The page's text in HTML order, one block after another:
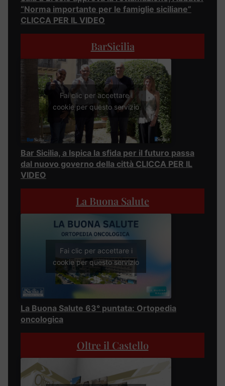
“Norma importante per le famiglie siciliane”
CLICCA PER IL VIDEO
BarSicilia
Fai clic per accettare i
cookie per questo servizio
Bar Sicilia, a Ispica la sfida per il futuro passa
dal nuovo governo della città CLICCA PER IL
VIDEO
La Buona Salute
Fai clic per accettare i
cookie per questo servizio
La Buona Salute 63° puntata: Ortopedia
oncologica
Oltre il Castello